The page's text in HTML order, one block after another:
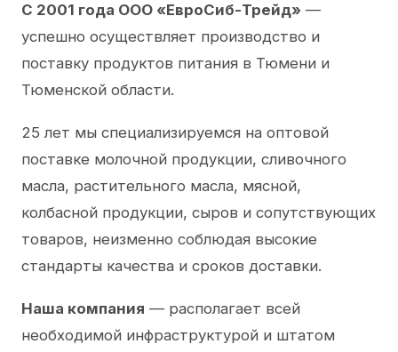
С 2001 года ООО «ЕвроСиб-Трейд» —
успешно осуществляет производство и
поставку продуктов питания в Тюмени и
Тюменской области.
25 лет мы специализируемся на оптовой
поставке молочной продукции, сливочного
масла, растительного масла, мясной,
колбасной продукции, сыров и сопутствующих
товаров, неизменно соблюдая высокие
стандарты качества и сроков доставки.
Наша компания — располагает всей
необходимой инфраструктурой и штатом